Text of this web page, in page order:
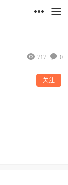
0
717
关注